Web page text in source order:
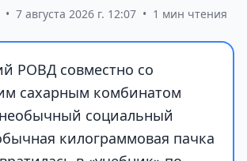
• 7 августа 2026 г. 12:07 • 1 мин чтения
РОВД совместно со
сахарным комбинатом
социальный
килограммовая пачка